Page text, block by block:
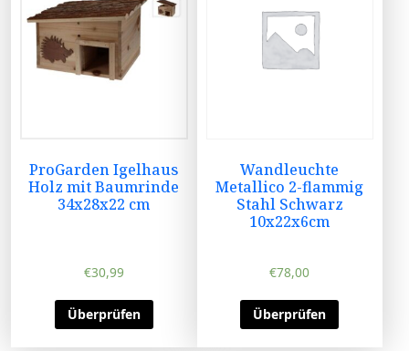
ProGarden Igelhaus
Holz mit Baumrinde
34x28x22 cm
€30,99
Überprüfen
Wandleuchte
Metallico 2-flammig
Stahl Schwarz
10x22x6cm
€78,00
Überprüfen